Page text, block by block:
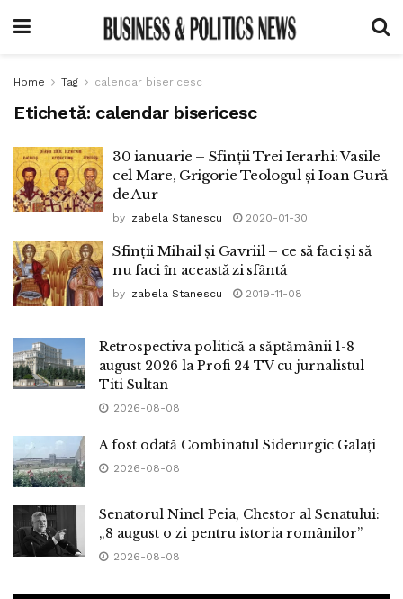
Home Tag calendar bisericesc
Etichetă: calendar bisericesc
30 ianuarie – Sfinții Trei Ierarhi: Vasile
cel Mare, Grigorie Teologul și Ioan Gură
de Aur
by Izabela Stanescu 2020-01-30
Sfinții Mihail și Gavriil – ce să faci și să
nu faci în această zi sfântă
by Izabela Stanescu 2019-11-08
Retrospectiva politică a săptămânii 1-8
august 2026 la Profi 24 TV cu jurnalistul
Titi Sultan
2026-08-08
A fost odată Combinatul Siderurgic Galați
2026-08-08
Senatorul Ninel Peia, Chestor al Senatului:
„8 august o zi pentru istoria românilor”
2026-08-08